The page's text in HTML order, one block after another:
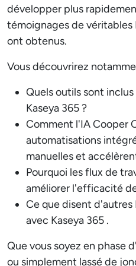
développer plus
témoignages de véritables
ont obtenus.
Vous découvrirez
Quels outils sont
Kaseya 365 ?
Comment l'IA Cooper
automatisations
manuelles et
Pourquoi les flux de
améliorer l'efficacité
Ce que disent d'autres
avec Kaseya 365 .
Que vous soyez en phase
ou simplement lassé de